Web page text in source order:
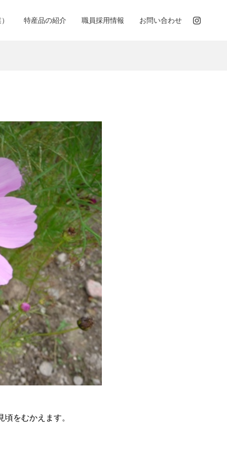
特産品の紹介 職員採用情報 お問い合わせ
をむかえます。